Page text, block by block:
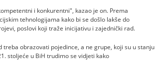
i konkurentni", kazao je on. Prema
tehnologijama kako bi se došlo lakše do
poslovi koji traže inicijativu i zajednički rad.
obrazovati pojedince, a ne grupe, koji su u stanju
stoljeće u BiH trudimo se vidjeti kako